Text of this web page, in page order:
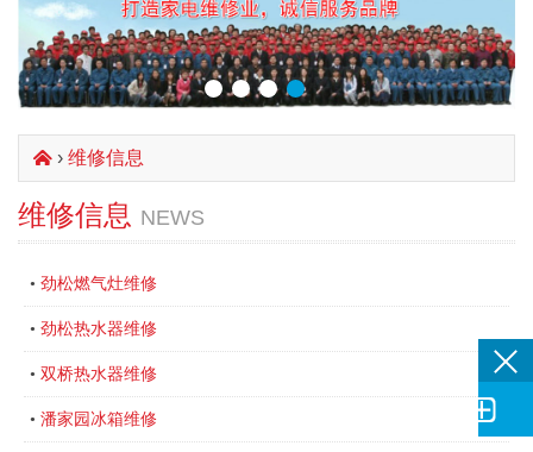
󰄫 › 维修信息
维修信息 NEWS
• 劲松燃气灶维修
• 劲松热水器维修
• 双桥热水器维修
• 潘家园冰箱维修 